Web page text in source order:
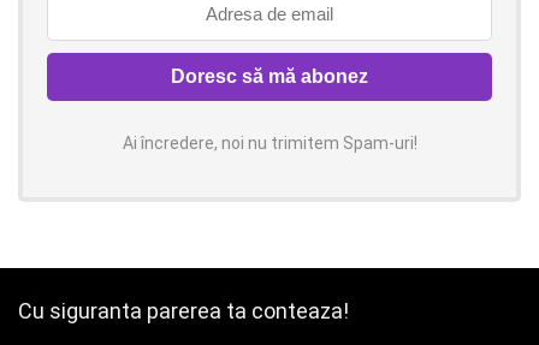
Ai încredere, noi nu trimitem Spam-uri!
Cu siguranta parerea ta conteaza!